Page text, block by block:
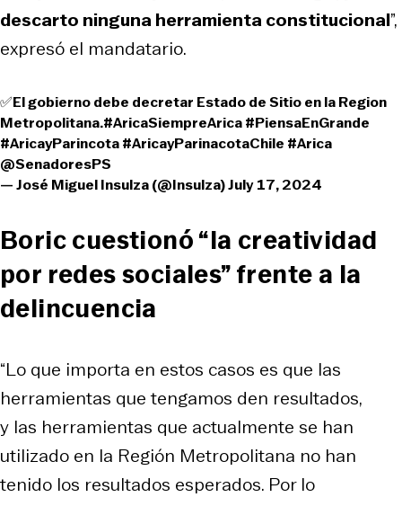
descarto ninguna herramienta constitucional”,
expresó el mandatario.
✅El gobierno debe decretar Estado de Sitio en la Region
Metropolitana.#AricaSiempreArica#PiensaEnGrande
#AricayParincota#AricayParinacotaChile #Arica
@SenadoresPS
— José Miguel Insulza (@Insulza)July 17, 2024
Boric cuestionó “la creatividad
por redes sociales” frente a la
delincuencia
“Lo que importa en estos casos es que las
herramientas que tengamos den resultados,
y las herramientas que actualmente se han
utilizado en la Región Metropolitana no han
tenido los resultados esperados. Por lo